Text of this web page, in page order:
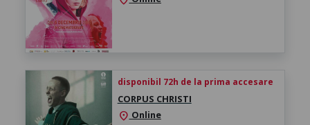
disponibil 72h de la prima accesare
CORPUS CHRISTI
location_on Online